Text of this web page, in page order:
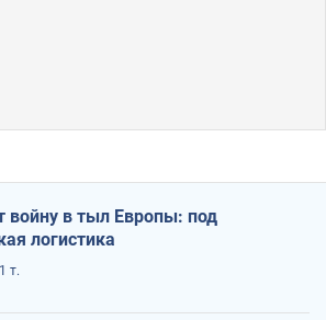
войну в тыл Европы: под
логистика
т.